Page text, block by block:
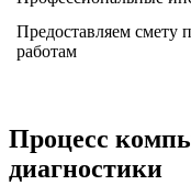
Предоставляем смету
работам
Процесс
диагностики